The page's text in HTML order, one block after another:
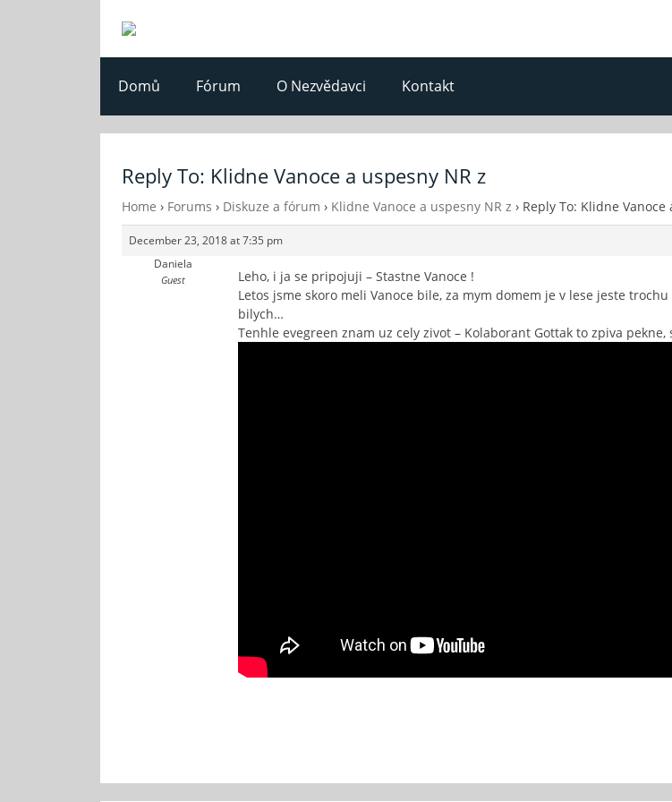
Domů Fórum O Nezvědavci Kontakt
Reply To: Klidne Vanoce a uspesny NR z
Home › Forums › Diskuze a fórum › Klidne Vanoce a uspesny NR z › Reply To: Klidne Vanoce
December 23, 2018 at 7:35 pm
Daniela
Guest
Leho, i ja se pripojuji – Stastne Vanoce !
Letos jsme skoro meli Vanoce bile, za mym domem je v lese jeste
bilych…
Tenhle evegreen znam uz cely zivot – Kolaborant Gottak to zpiva